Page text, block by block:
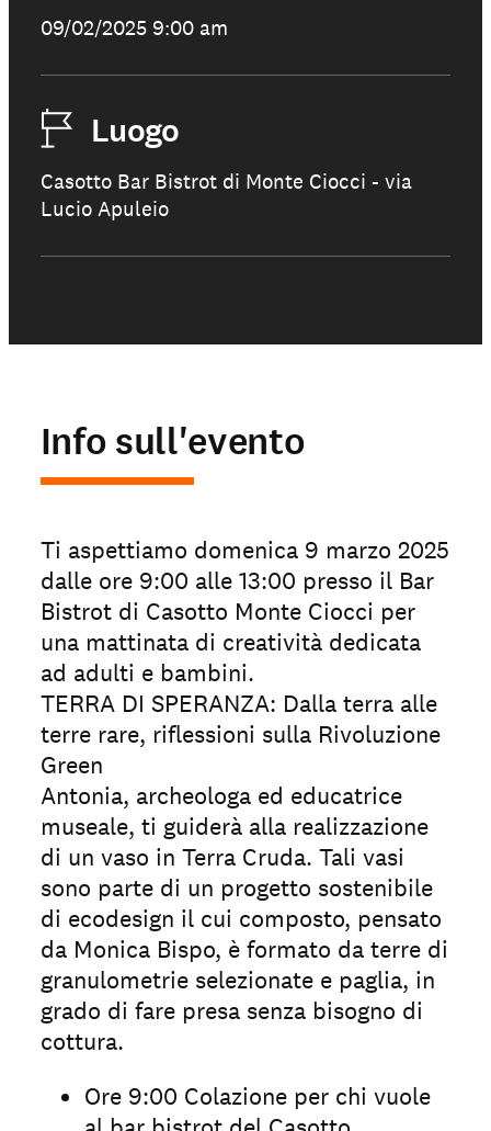
09/02/2025 9:00 am
Luogo
Casotto Bar Bistrot di Monte Ciocci - via
Lucio Apuleio
Info sull'evento
Ti aspettiamo domenica 9 marzo 2025
dalle ore 9:00 alle 13:00 presso il Bar
Bistrot di Casotto Monte Ciocci per
una mattinata di creatività dedicata
ad adulti e bambini.
TERRA DI SPERANZA: Dalla terra alle
terre rare, riflessioni sulla Rivoluzione
Green
Antonia, archeologa ed educatrice
museale, ti guiderà alla realizzazione
di un vaso in Terra Cruda. Tali vasi
sono parte di un progetto sostenibile
di ecodesign il cui composto, pensato
da Monica Bispo, è formato da terre di
granulometrie selezionate e paglia, in
grado di fare presa senza bisogno di
cottura.
Ore 9:00 Colazione per chi vuole